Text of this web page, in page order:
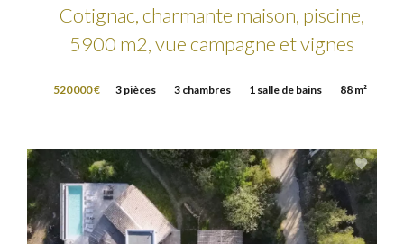
Cotignac, charmante maison, piscine,
5900 m2, vue campagne et vignes
520 000 € 3 pièces 3 chambres 1 salle de bains 88 m²